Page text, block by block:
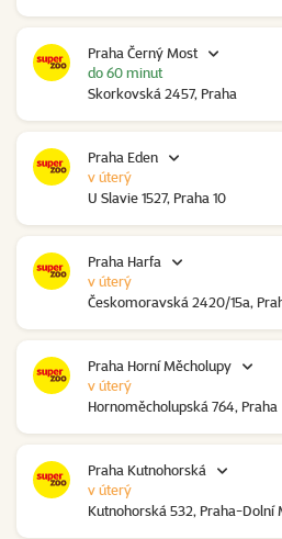
Praha Černý Most
Skorkovská 2457, Praha
do 60 minut
Praha Eden
U Slavie 1527, Praha 10
v úterý
Praha Harfa
Českomoravská 2420/15a,
v úterý
Praha Horní Měcholupy
Hornoměcholupská 764, Praha
v úterý
Praha Kutnohorská
Kutnohorská 532, Praha-Dolní
v úterý